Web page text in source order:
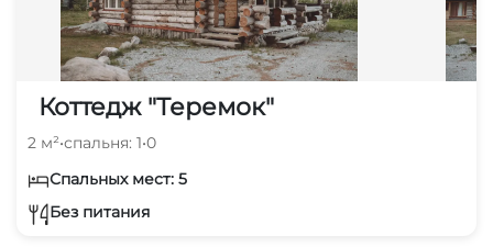
Коттедж "Теремок"
2 м²•спальня: 1•0
Спальных мест: 5
Без питания